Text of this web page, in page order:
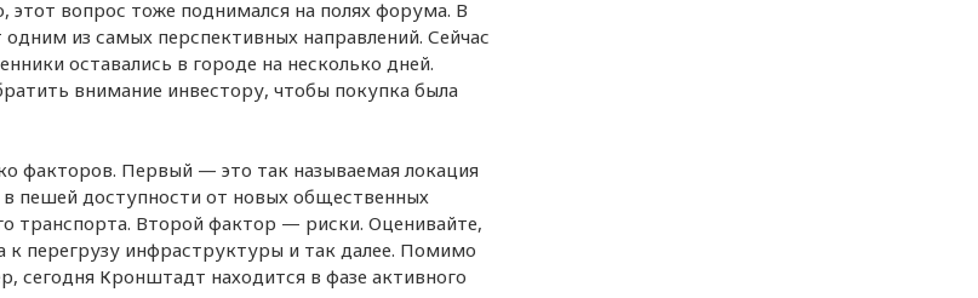
этот вопрос тоже поднимался на полях форума. В
из самых перспективных направлений. Сейчас
оставались в городе на несколько дней.
внимание инвестору, чтобы покупка была
факторов. Первый — это так называемая локация
пешей доступности от новых общественных
транспорта. Второй фактор — риски. Оценивайте,
к перегрузу инфраструктуры и так далее. Помимо
сегодня Кронштадт находится в фазе активного